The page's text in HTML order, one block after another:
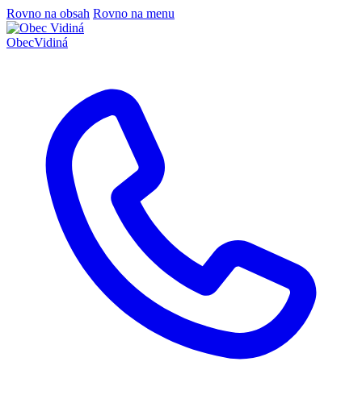
Rovno na obsah Rovno na menu
ObecVidiná